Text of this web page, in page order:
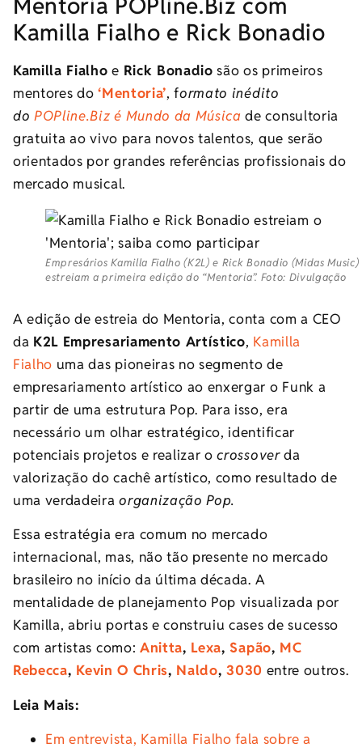
Kamilla Fialho e Rick Bonadio
Kamilla Fialho e Rick Bonadio são os primeiros
mentores do‘Mentoria’, formato inédito
doPOPline.Biz é Mundo da Músicade consultoria
gratuita ao vivo para novos talentos, que serão
orientados por grandes referências profissionais do
mercado musical.
Empresários Kamilla Fialho (K2L) e Rick Bonadio (Midas Music)
estreiam a primeira edição do “Mentoria”. Foto: Divulgação
A edição de estreia do Mentoria, conta com a CEO
da K2L Empresariamento Artístico, Kamilla
Fialho uma das pioneiras no segmento de
empresariamento artístico ao enxergar o Funk a
partir de uma estrutura Pop. Para isso, era
necessário um olhar estratégico, identificar
potenciais projetos e realizar ocrossoverda
valorização do cachê artístico, como resultado de
uma verdadeiraorganização Pop.
Essa estratégia era comum no mercado
internacional, mas, não tão presente no mercado
brasileiro no início da última década. A
mentalidade de planejamento Pop visualizada por
Kamilla, abriu portas e construiu cases de sucesso
com artistas como: Anitta, Lexa,Sapão, MC
Rebecca, Kevin O Chris, Naldo,3030 entre outros.
Leia Mais:
Em entrevista, Kamilla Fialho fala sobre a